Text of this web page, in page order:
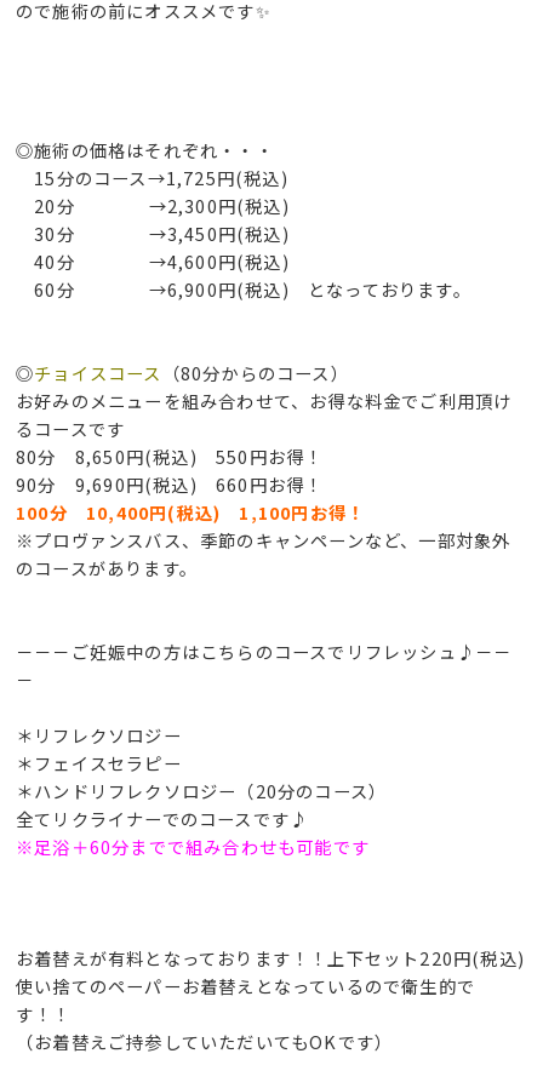
ので施術の前にオススメです✨
◎施術の価格はそれぞれ・・・
15分のコース→1,725円(税込)
20分 →2,300円(税込)
30分 →3,450円(税込)
40分 →4,600円(税込)
60分 →6,900円(税込) となっております。
◎チョイスコース
（80分からのコース）
お好みのメニューを組み合わせて、お得な料金でご利用頂け
るコースです
80分 8,650円(税込) 550円お得！
90分 9,690円(税込) 660円お得！
100分 10,400円(税込) 1,100円お得！
※プロヴァンスバス、季節のキャンペーンなど、一部対象外
のコースがあります。
－－－ご妊娠中の方はこちらのコースでリフレッシュ♪－－
－
＊リフレクソロジー
＊フェイスセラピー
＊ハンドリフレクソロジー（20分のコース）
全てリクライナーでのコースです♪
※足浴＋60分までで組み合わせも可能です
お着替えが有料となっております！！上下セット220円(税込)
使い捨てのペーパーお着替えとなっているので衛生的で
す！！
（お着替えご持参していただいてもOKです）